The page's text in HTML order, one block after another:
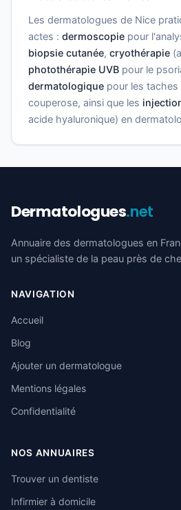
Les dermatologues de Nice
actes : dermoscopie pour
biopsie cutanée, cryothérapie
photothérapie UVB pour le
dermatologique pour les taches
couperose, ainsi que les
acide hyaluronique) en
Dermatologues.net
Annuaire des dermatologues en
un spécialiste de la peau près de
NAVIGATION
Accueil
Blog
Ajouter un dermatologue
Mentions légales
Confidentialité
NOS ANNUAIRES
Trouver un dentiste
Infirmier à domicile